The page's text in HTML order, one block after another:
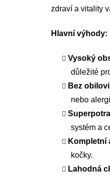
zdraví a vitality
Hlavní výhody:
Vysoký
důležité
Bez
nebo
systém a
Kompletní
kočky.
Lahodná